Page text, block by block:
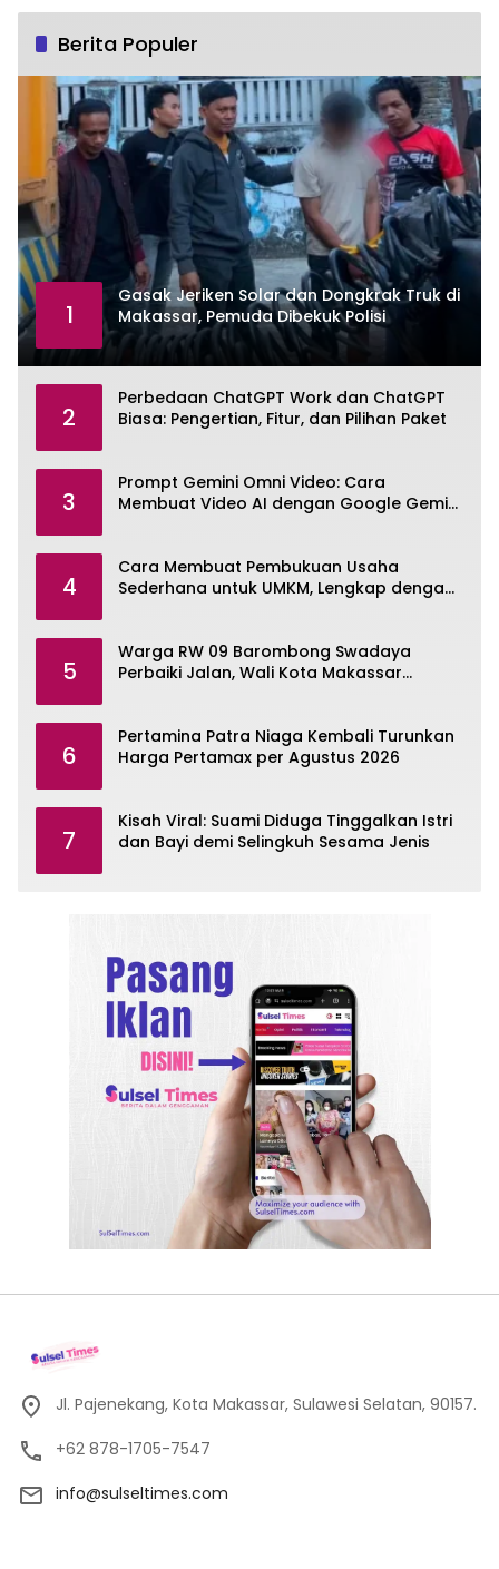
Berita Populer
1
Gasak Jeriken Solar dan Dongkrak Truk di
Makassar, Pemuda Dibekuk Polisi
2
Perbedaan ChatGPT Work dan ChatGPT
Biasa: Pengertian, Fitur, dan Pilihan Paket
3
Prompt Gemini Omni Video: Cara
Membuat Video AI dengan Google Gemini
4
Cara Membuat Pembukuan Usaha
Sederhana untuk UMKM, Lengkap dengan
5
Warga RW 09 Barombong Swadaya
Perbaiki Jalan, Wali Kota Makassar
6
Pertamina Patra Niaga Kembali Turunkan
Harga Pertamax per Agustus 2026
7
Kisah Viral: Suami Diduga Tinggalkan Istri
dan Bayi demi Selingkuh Sesama Jenis
Jl. Pajenekang, Kota Makassar, Sulawesi Selatan, 90157.
+62 878-1705-7547
info@sulseltimes.com